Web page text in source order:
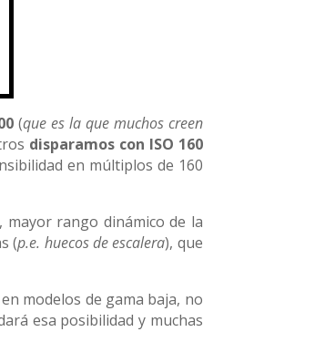
(que es la que muchos creen
disparamos con ISO 160
en múltiplos de 160
mayor rango dinámico de la
(p.e. huecos de escalera), que
modelos de gama baja, no
esa posibilidad y muchas